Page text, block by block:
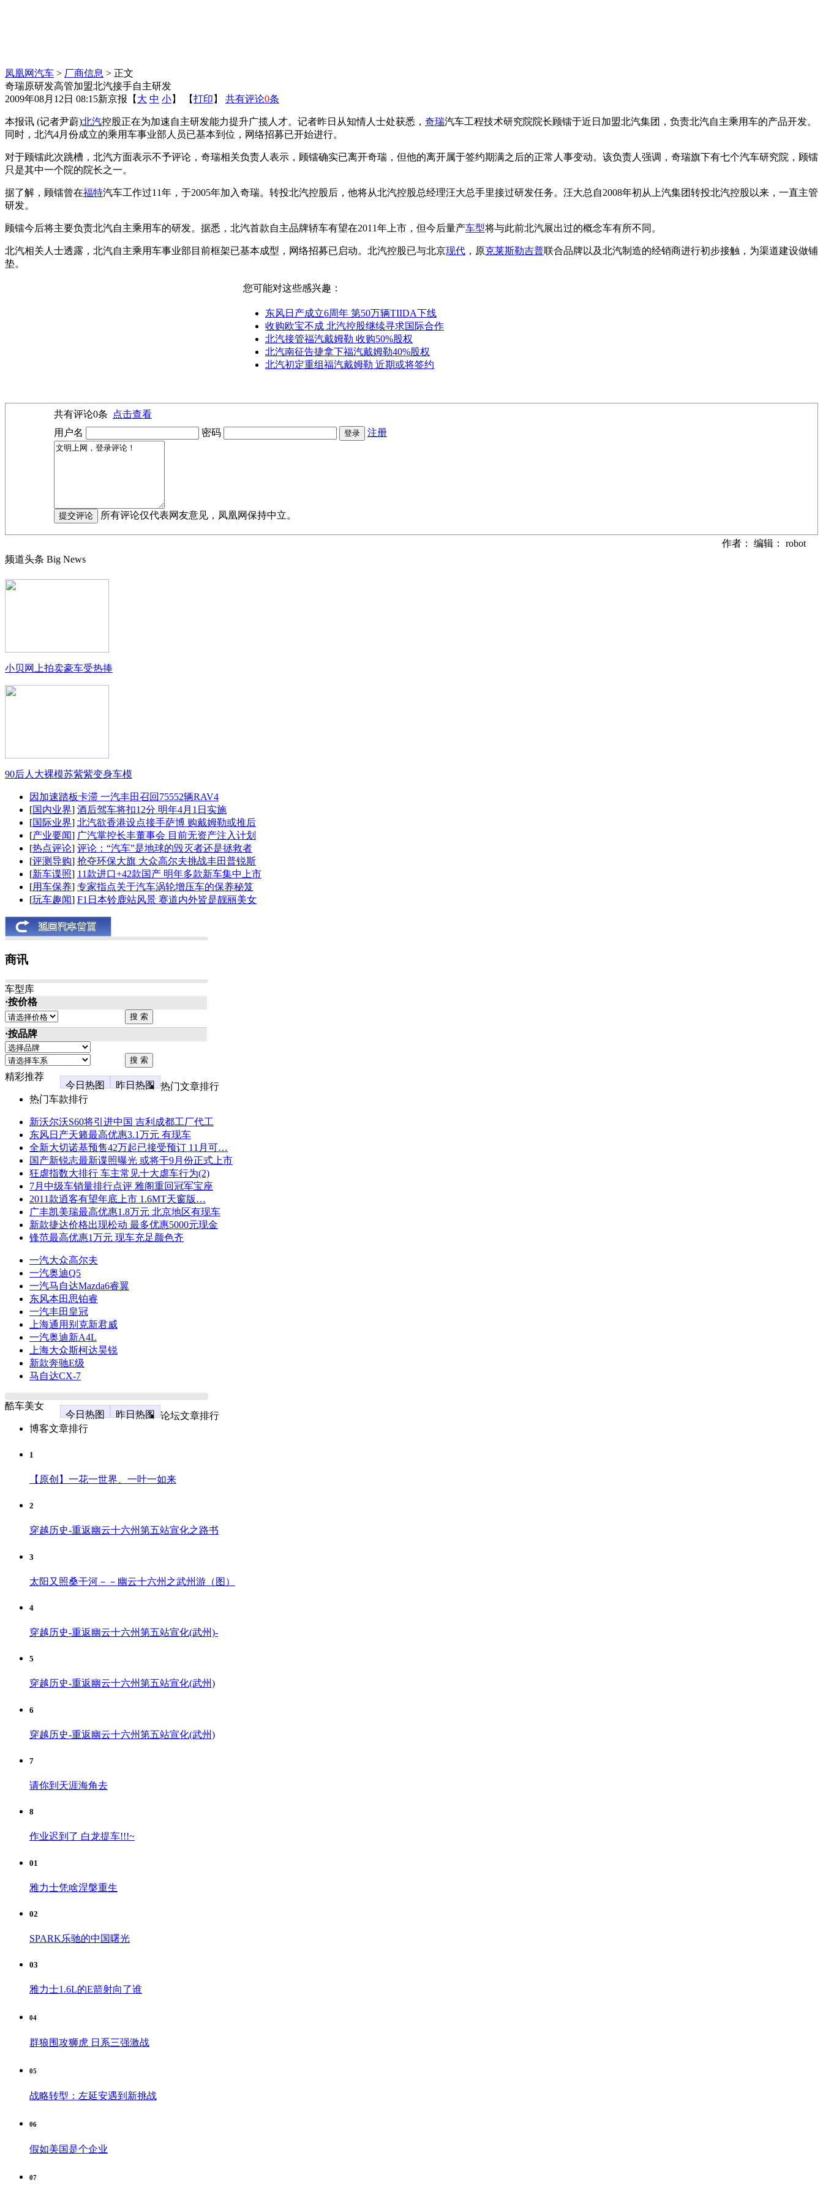
凤凰网汽车 > 厂商信息 > 正文
奇瑞原研发高管加盟北汽接手自主研发
2009年08月12日 08:15新京报 【 大 中 小】 【打印 】 共有评论0条
本报讯 (记者尹蔚)北汽控股正在为加速自主研发能力提升广揽人才。记者昨日从知情人士处获悉， 奇瑞汽车工程技术研究院院长顾镭于近日加盟北汽集团，负责北汽自主乘用车的产品开发。
同时，北汽4月份成立的乘用车事业部人员已基本到位，网络招募已开始进行。
对于顾镭此次跳槽，北汽方面表示不予评论，奇瑞相关负责人表示，顾镭确实已离开奇瑞，但他的离开属于签约期满之后的正常人事变动。该负责人强调，奇瑞旗下有七个汽车研究院，顾镭
只是其中一个院的院长之一。
据了解，顾镭曾在福特汽车工作过11年，于2005年加入奇瑞。转投北汽控股后，他将从北汽控股总经理汪大总手里接过研发任务。汪大总自2008年初从上汽集团转投北汽控股以来，一直主管
研发。
顾镭今后将主要负责北汽自主乘用车的研发。据悉，北汽首款自主品牌轿车有望在2011年上市，但今后量产车型将与此前北汽展出过的概念车有所不同。
北汽相关人士透露，北汽自主乘用车事业部目前框架已基本成型，网络招募已启动。北汽控股已与北京现代 ，原克莱斯勒吉普联合品牌以及北汽制造的经销商进行初步接触，为渠道建设做铺
垫。
您可能对这些感兴趣：
东风日产成立6周年 第50万辆TIIDA下线
收购欧宝不成 北汽控股继续寻求国际合作
北汽接管福汽戴姆勒 收购50%股权
北汽南征告捷拿下福汽戴姆勒40%股权
北汽初定重组福汽戴姆勒 近期或将签约
共有评论0条
点击查看
用户名
密码 注册
所有评论仅代表网友意见，凤凰网保持中立。
作者： 编辑： robot
频道头条 Big News
小贝网上拍卖豪车受热捧
90后人大裸模苏紫紫变身车模
因加速踏板卡滞 一汽丰田召回75552辆RAV4
[国内业界] 酒后驾车将扣12分 明年4月1日实施
[国际业界] 北汽欲香港设点接手萨博 购戴姆勒或推后
[产业要闻] 广汽掌控长丰董事会 目前无资产注入计划
[热点评论] 评论：“汽车”是地球的毁灭者还是拯救者
[评测导购] 抢夺环保大旗 大众高尔夫挑战丰田普锐斯
[新车谍照] 11款进口+42款国产 明年多款新车集中上市
[用车保养] 专家指点关于汽车涡轮增压车的保养秘笈
[玩车趣闻] F1日本铃鹿站风景 赛道内外皆是靓丽美女
商讯
车型库
·按价格
·按品牌
精彩推荐
今日热图
昨日热图
热门文章排行
热门车款排行
新沃尔沃S60将引进中国 吉利成都工厂代工
东风日产天籁最高优惠3.1万元 有现车
全新大切诺基预售42万起已接受预订 11月可…
国产新锐志最新谍照曝光 或将于9月份正式上市
狂虐指数大排行 车主常见十大虐车行为(2)
7月中级车销量排行点评 雅阁重回冠军宝座
2011款逍客有望年底上市 1.6MT天窗版…
广丰凯美瑞最高优惠1.8万元 北京地区有现车
新款捷达价格出现松动 最多优惠5000元现金
锋范最高优惠1万元 现车充足颜色齐
一汽大众高尔夫
一汽奥迪Q5
一汽马自达Mazda6睿翼
东风本田思铂睿
一汽丰田皇冠
上海通用别克新君威
一汽奥迪新A4L
上海大众斯柯达昊锐
新款奔驰E级
马自达CX-7
酷车美女
今日热图
昨日热图
论坛文章排行
博客文章排行
1
【原创】一花一世界、一叶一如来
2
穿越历史-重返幽云十六州第五站宣化之路书
3
太阳又照桑干河－－幽云十六州之武州游（图）
4
穿越历史-重返幽云十六州第五站宣化(武州)-
5
穿越历史-重返幽云十六州第五站宣化(武州)
6
穿越历史-重返幽云十六州第五站宣化(武州)
7
请你到天涯海角去
8
作业迟到了 白龙提车!!!~
01
雅力士凭啥涅槃重生
02
SPARK乐驰的中国曙光
03
雅力士1.6L的E箭射向了谁
04
群狼围攻狮虎 日系三强激战
05
战略转型：左延安遇到新挑战
06
假如美国是个企业
07